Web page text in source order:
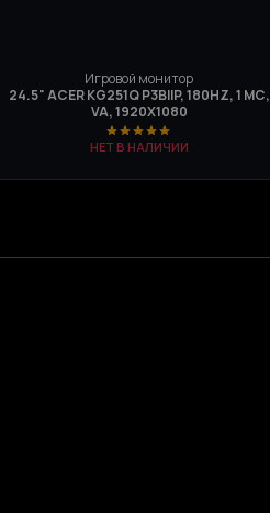
Игровой монитор
24.5" ACER KG251Q P3BIIP, 180HZ, 1 МС,
VA, 1920X1080
НЕТ В НАЛИЧИИ